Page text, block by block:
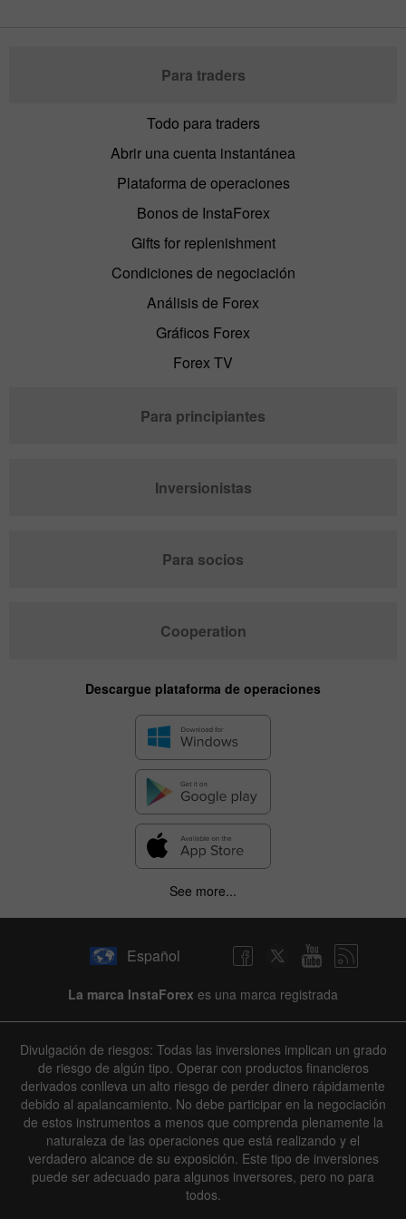
Para traders
Todo para traders
Abrir una cuenta instantánea
Plataforma de operaciones
Bonos de InstaForex
Gifts for replenishment
Condiciones de negociación
Análisis de Forex
Gráficos Forex
Forex TV
Para principiantes
Inversionistas
Para socios
Cooperation
Descargue plataforma de operaciones
See more...
Español
La marca InstaForex es una marca registrada
Divulgación de riesgos: Todas las inversiones implican un grado
de riesgo de algún tipo. Operar con productos financieros
derivados conlleva un alto riesgo de perder dinero rápidamente
debido al apalancamiento. No debe participar en la negociación
de estos instrumentos a menos que comprenda plenamente la
naturaleza de las operaciones que está realizando y el
verdadero alcance de su exposición. Este tipo de inversiones
puede ser adecuado para algunos inversores, pero no para
todos.